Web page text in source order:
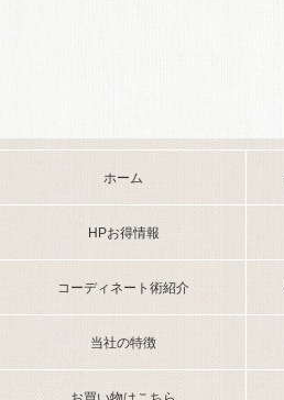
ホーム
HPお得情報
コーディネート術紹介
当社の特徴